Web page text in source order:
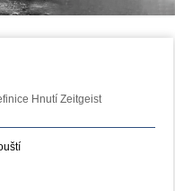
Hnutí Zeitgeist